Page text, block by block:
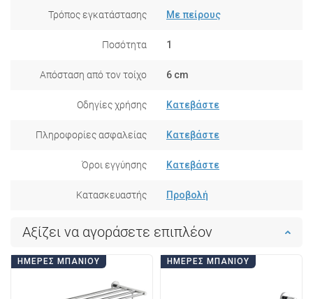
Τρόπος εγκατάστασης Με πείρους
Ποσότητα 1
Απόσταση από τον τοίχο 6 cm
Οδηγίες χρήσης Κατεβάστε
Πληροφορίες ασφαλείας Κατεβάστε
Όροι εγγύησης Κατεβάστε
Κατασκευαστής Προβολή
Αξίζει να αγοράσετε επιπλέον
ΗΜΈΡΕΣ ΜΠΆΝΙΟΥ ΗΜΈΡΕΣ ΜΠΆΝΙΟΥ